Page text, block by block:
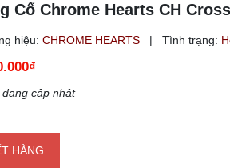
Cổ Chrome Hearts CH
hiệu: CHROME HEARTS | Tình trạng:
cập nhật
HÀNG